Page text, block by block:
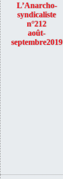
L’Anarcho-
syndicaliste
n°212
août-
septembre2019